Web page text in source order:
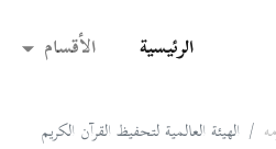
الرئيسية
(current) الأقسام
الهيئة العالمية لتحفيظ القرآن الكريم